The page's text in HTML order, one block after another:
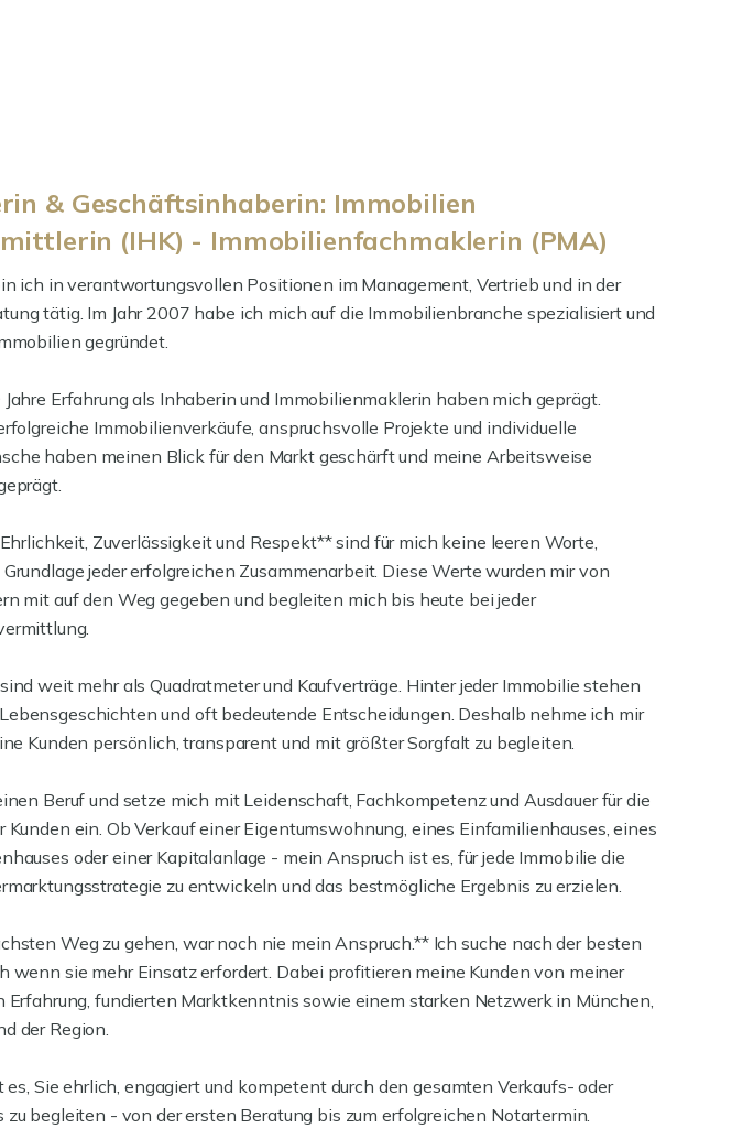
& Geschäftsinhaberin: Immobilien
(IHK) - Immobilienfachmaklerin (PMA)
ich in verantwortungsvollen Positionen im Management, Vertrieb und in der
tätig. Im Jahr 2007 habe ich mich auf die Immobilienbranche spezialisiert und
gegründet.
Jahre Erfahrung als Inhaberin und Immobilienmaklerin haben mich geprägt.
Immobilienverkäufe, anspruchsvolle Projekte und individuelle
haben meinen Blick für den Markt geschärft und meine Arbeitsweise
Zuverlässigkeit und Respekt** sind für mich keine leeren Worte,
jeder erfolgreichen Zusammenarbeit. Diese Werte wurden mir von
mit auf den Weg gegeben und begleiten mich bis heute bei jeder
weit mehr als Quadratmeter und Kaufverträge. Hinter jeder Immobilie stehen
und oft bedeutende Entscheidungen. Deshalb nehme ich mir
Kunden persönlich, transparent und mit größter Sorgfalt zu begleiten.
Beruf und setze mich mit Leidenschaft, Fachkompetenz und Ausdauer für die
Kunden ein. Ob Verkauf einer Eigentumswohnung, eines Einfamilienhauses, eines
oder einer Kapitalanlage - mein Anspruch ist es, für jede Immobilie die
zu entwickeln und das bestmögliche Ergebnis zu erzielen.
Weg zu gehen, war noch nie mein Anspruch.** Ich suche nach der besten
wenn sie mehr Einsatz erfordert. Dabei profitieren meine Kunden von meiner
Erfahrung, fundierten Marktkenntnis sowie einem starken Netzwerk in München,
der Region.
es, Sie ehrlich, engagiert und kompetent durch den gesamten Verkaufs- oder
zu begleiten - von der ersten Beratung bis zum erfolgreichen Notartermin.